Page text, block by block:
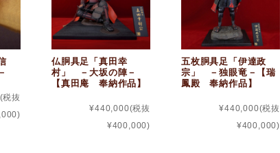
(税抜
仏胴具足「真田幸
村」 －大坂の陣－
【真田庵 奉納作品】
¥440,000(税抜
¥400,000)
五枚胴具足「伊達政
宗」 －独眼竜－【瑞
鳳殿 奉納作品】
¥440,000(税抜
¥400,000)